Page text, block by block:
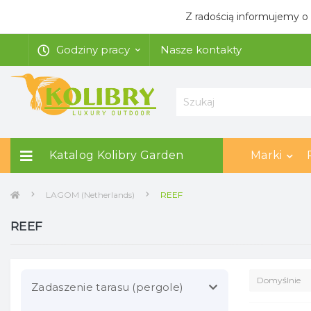
Z radością informujemy
Godziny pracy Nasze kontakty
Katalog Kolibry Garden Marki
LAGOM (Netherlands) REEF
REEF
Zadaszenie tarasu (pergole)